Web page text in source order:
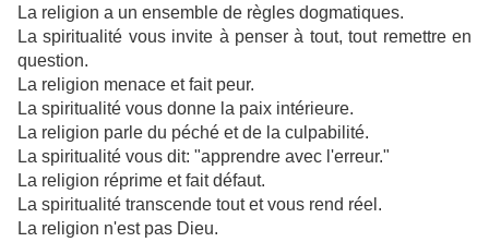
La religion a un ensemble de règles dogmatiques.
La spiritualité vous invite à penser à tout, tout remettre en
question.
La religion menace et fait peur.
La spiritualité vous donne la paix intérieure.
La religion parle du péché et de la culpabilité.
La spiritualité vous dit: "apprendre avec l'erreur."
La religion réprime et fait défaut.
La spiritualité transcende tout et vous rend réel.
La religion n'est pas Dieu.